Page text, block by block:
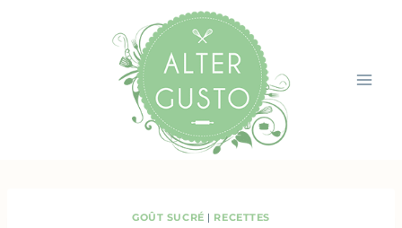
GOÛT SUCRÉ | RECETTES